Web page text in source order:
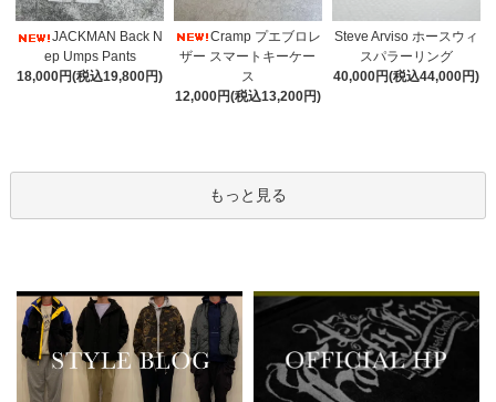
JACKMAN Back N
ep Umps Pants
18,000円(税込19,800円)
Cramp プエブロレ
ザー スマートキーケー
ス
12,000円(税込13,200円)
Steve Arviso ホースウィ
スパラーリング
40,000円(税込44,000円)
もっと見る